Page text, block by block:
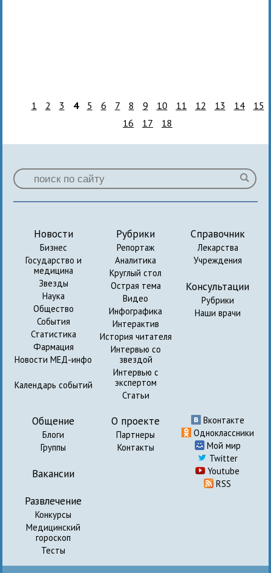
1 2 3 4 5 6 7 8 9 10 11 12 13 14
15
16
17 18
Новости
Бизнес
Государство и
медицина
Звезды
Наука
Общество
События
Статистика
Фармация
Новости МЕД-инфо
Календарь событий
Рубрики
Репортаж
Аналитика
Круглый стол
Острая тема
Видео
Инфографика
Интерактив
История читателя
Интервью со
звездой
Интервью с
экспертом
Статьи
Справочник
Лекарства
Учреждения
Консультации
Рубрики
Наши врачи
Общение
Блоги
Группы
Вакансии
Развлечение
Конкурсы
Медицинский
гороскоп
Тесты
О проекте
Партнеры
Контакты
Вконтакте
Одноклассники
Мой мир
Twitter
Youtube
RSS